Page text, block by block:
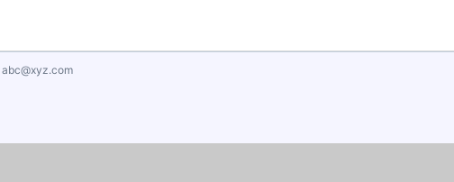
abc@xyz.com